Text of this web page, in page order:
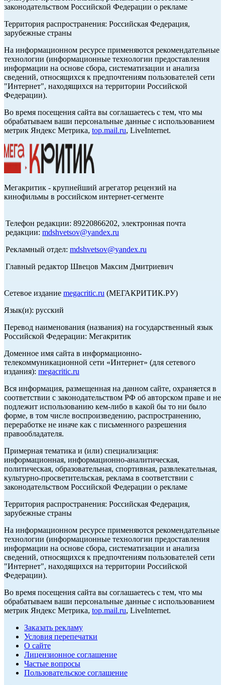
законодательством Российской Федерации о рекламе
Территория распространения: Российская Федерация,
зарубежные страны
На информационном ресурсе применяются рекомендательные
технологии (информационные технологии предоставления
информации на основе сбора, систематизации и анализа
сведений, относящихся к предпочтениям пользователей сети
"Интернет", находящихся на территории Российской
Федерации).
Во время посещения сайта вы соглашаетесь с тем, что мы
обрабатываем ваши персональные данные с использованием
метрик Яндекс Метрика, top.mail.ru, LiveInternet.
Мегакритик - крупнейший агрегатор рецензий на
кинофильмы в российском интернет-сегменте
Телефон редакции: 89220866202, электронная почта
редакции: mdshvetsov@yandex.ru
Рекламный отдел: mdshvetsov@yandex.ru
Главный редактор Швецов Максим Дмитриевич
Сетевое издание megacritic.ru (МЕГАКРИТИК.РУ)
Язык(и): русский
Перевод наименования (названия) на государственный язык
Российской Федерации: Мегакритик
Доменное имя сайта в информационно-
телекоммуникационной сети «Интернет» (для сетевого
издания): megacritic.ru
Вся информация, размещенная на данном сайте, охраняется в
соответствии с законодательством РФ об авторском праве и не
подлежит использованию кем-либо в какой бы то ни было
форме, в том числе воспроизведению, распространению,
переработке не иначе как с письменного разрешения
правообладателя.
Примерная тематика и (или) специализация:
информационная, информационно-аналитическая,
политическая, образовательная, спортивная, развлекательная,
культурно-просветительская, реклама в соответствии с
законодательством Российской Федерации о рекламе
Территория распространения: Российская Федерация,
зарубежные страны
На информационном ресурсе применяются рекомендательные
технологии (информационные технологии предоставления
информации на основе сбора, систематизации и анализа
сведений, относящихся к предпочтениям пользователей сети
"Интернет", находящихся на территории Российской
Федерации).
Во время посещения сайта вы соглашаетесь с тем, что мы
обрабатываем ваши персональные данные с использованием
метрик Яндекс Метрика, top.mail.ru, LiveInternet.
Заказать рекламу
Условия перепечатки
О сайте
Лицензионное соглашение
Частые вопросы
Пользовательское соглашение